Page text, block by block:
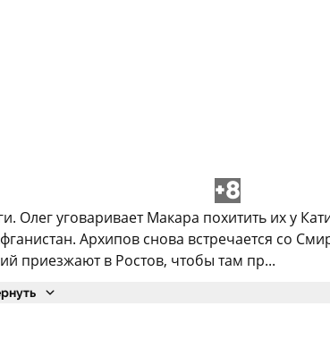
+8
уговаривает Макара похитить их у
Архипов снова встречается со
приезжают в Ростов, чтобы там пр...